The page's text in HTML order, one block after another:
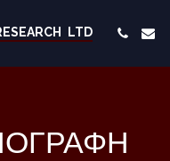
LTD